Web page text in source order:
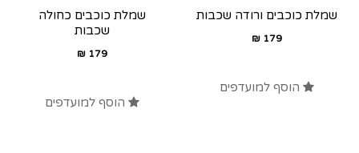
שמלת כוכבים ורודה שכבות
179
₪
הוסף למועדפים
שמלת כוכבים כחולה
שכבות
179
₪
הוסף למועדפים